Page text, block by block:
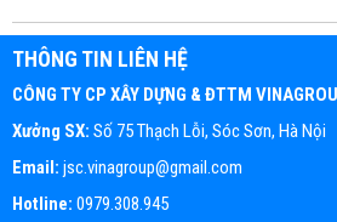
THÔNG TIN LIÊN HỆ
CÔNG TY CP XÂY DỰNG & ĐTTM
Xưởng SX: Số 75 Thạch Lỗi, Sóc Sơn, Hà Nội
Email: jsc.vinagroup@gmail.com
Hotline: 0979.308.945